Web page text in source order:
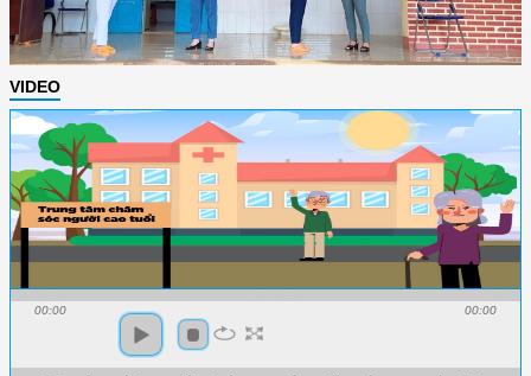
VIDEO
00:00 00:00